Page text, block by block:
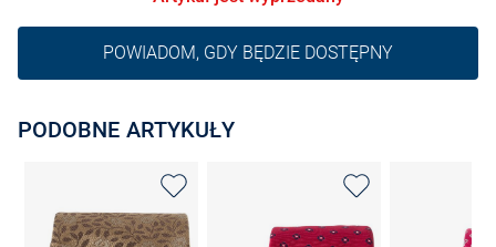
POWIADOM, GDY BĘDZIE DOSTĘPNY
PODOBNE ARTYKUŁY